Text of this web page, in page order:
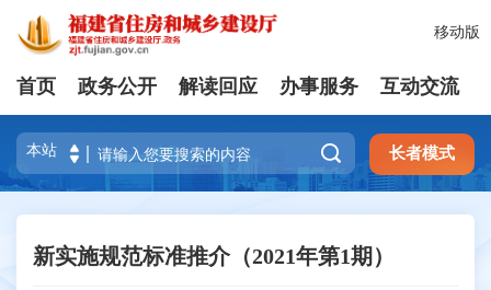
移动版
首页 政务公开 解读回应 办事服务 互动交流
 长者模式
新实施规范标准推介（2021年第1期）